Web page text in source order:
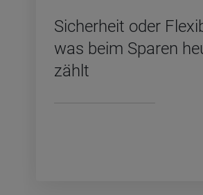
Si­cher­heit oder
was beim Spa­ren
zählt